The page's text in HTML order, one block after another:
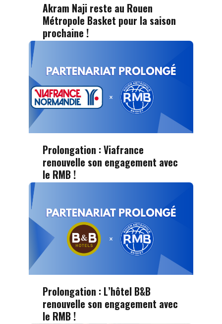
Akram Naji reste au Rouen
Métropole Basket pour la saison
prochaine !
Prolongation : Viafrance
renouvelle son engagement avec
le RMB !
Prolongation : L’hôtel B&B
renouvelle son engagement avec
le RMB !